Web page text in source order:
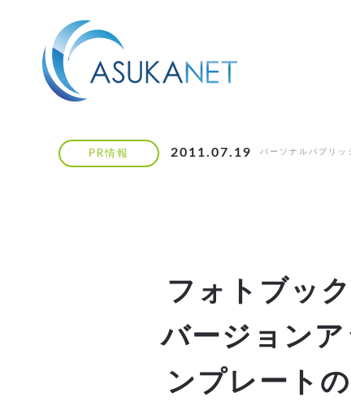
PR情報 2011.07.19 パーソナルパブリッ
フォトブッ
バージョン
ンプレート